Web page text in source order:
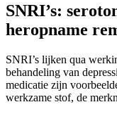
SNRI’s:
heropname
SNRI’s lijken qua
behandeling van
medicatie zijn
werkzame stof, de